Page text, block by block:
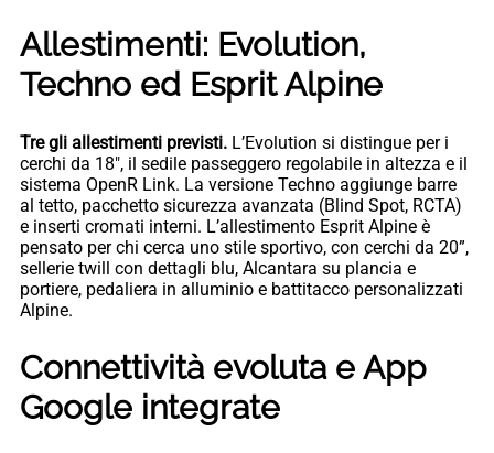
Allestimenti: Evolution,
Techno ed Esprit Alpine
Tre gli allestimenti previsti. L’Evolution si distingue per i
cerchi da 18″, il sedile passeggero regolabile in altezza e il
sistema OpenR Link. La versione Techno aggiunge barre
al tetto, pacchetto sicurezza avanzata (Blind Spot, RCTA)
e inserti cromati interni. L’allestimento Esprit Alpine è
pensato per chi cerca uno stile sportivo, con cerchi da 20”,
sellerie twill con dettagli blu, Alcantara su plancia e
portiere, pedaliera in alluminio e battitacco personalizzati
Alpine.
Connettività evoluta e App
Google integrate